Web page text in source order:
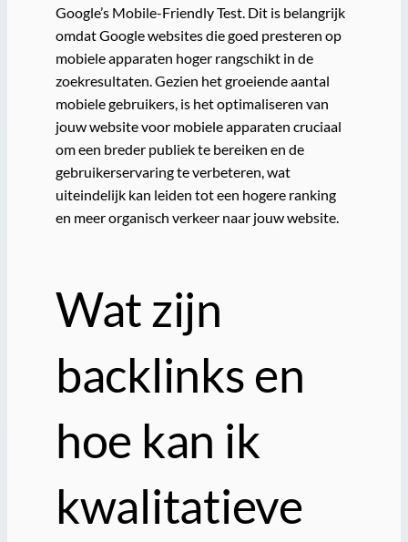
Google’s Mobile-Friendly Test. Dit is belangrijk
omdat Google websites die goed presteren op
mobiele apparaten hoger rangschikt in de
zoekresultaten. Gezien het groeiende aantal
mobiele gebruikers, is het optimaliseren van
jouw website voor mobiele apparaten cruciaal
om een breder publiek te bereiken en de
gebruikerservaring te verbeteren, wat
uiteindelijk kan leiden tot een hogere ranking
en meer organisch verkeer naar jouw website.
Wat zijn
backlinks en
hoe kan ik
kwalitatieve